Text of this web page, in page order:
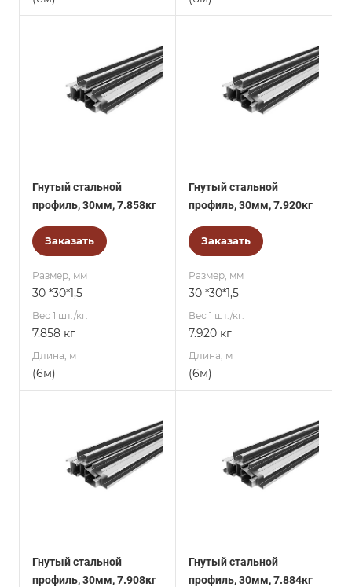
Гнутый стальной
профиль, 30мм, 7.858кг
Заказать
Размер, мм
30 *30*1,5
Вес 1 шт./кг.
7.858 кг
Длина, м
(6м)
Гнутый стальной
профиль, 30мм, 7.920кг
Заказать
Размер, мм
30 *30*1,5
Вес 1 шт./кг.
7.920 кг
Длина, м
(6м)
Гнутый стальной
профиль, 30мм, 7.908кг
Гнутый стальной
профиль, 30мм, 7.884кг